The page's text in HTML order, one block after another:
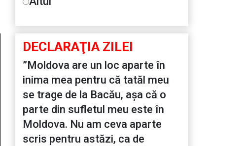
DECLARAŢIA ZILEI
”Moldova are un loc aparte în
inima mea pentru că tatăl meu
se trage de la Bacău, așa că o
parte din sufletul meu este în
Moldova. Nu am ceva aparte
scris pentru astăzi, ca de